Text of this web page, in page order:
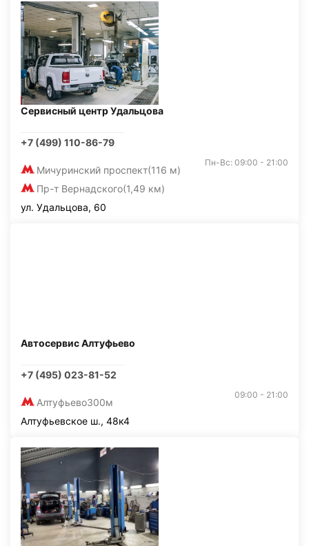
Сервисный центр Удальцова
+7 (499) 110-86-79
Мичуринский проспект(116 м)
Пр-т Вернадского(1,49 км)
Пн-Вс: 09:00 - 21:00
ул. Удальцова, 60
Автосервис Алтуфьево
+7 (495) 023-81-52
Алтуфьево300м
09:00 - 21:00
Алтуфьевское ш., 48к4